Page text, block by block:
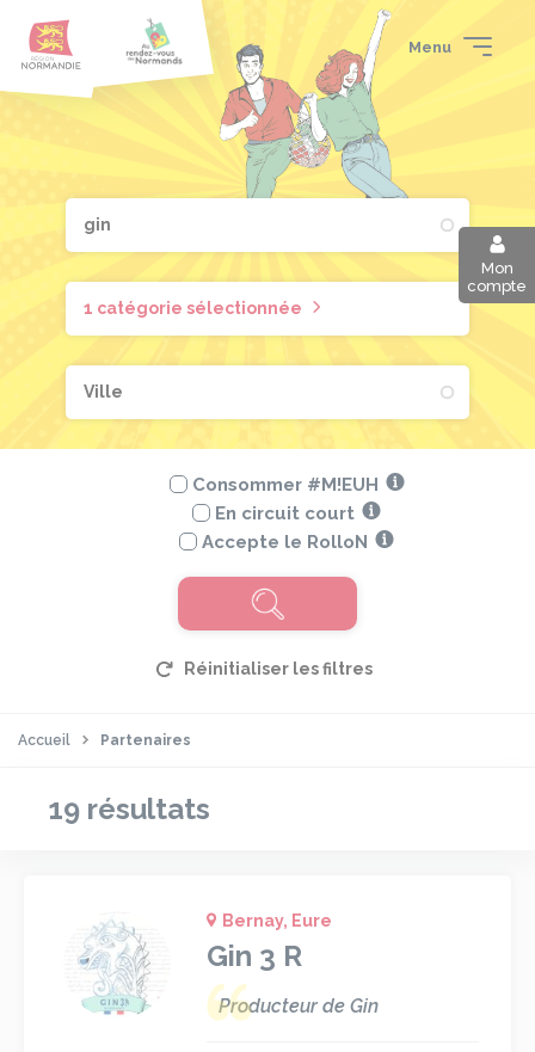
contenu
pied
page
Menu
Mon
compte
1 catégorie sélectionnée
Consommer #M!EUH
En circuit court
Accepte le RolloN
Accueil Partenaires
19 résultats
Bernay, Eure
Gin 3 R
Producteur de Gin
Panneau de gestion des cookies